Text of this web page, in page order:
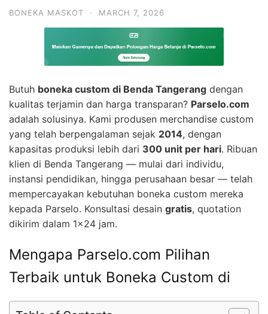
BONEKA MASKOT · MARCH 7, 2026
Butuh boneka custom di Benda Tangerang dengan
kualitas terjamin dan harga transparan? Parselo.com
adalah solusinya. Kami produsen merchandise custom
yang telah berpengalaman sejak 2014, dengan
kapasitas produksi lebih dari 300 unit per hari. Ribuan
klien di Benda Tangerang — mulai dari individu,
instansi pendidikan, hingga perusahaan besar — telah
mempercayakan kebutuhan boneka custom mereka
kepada Parselo. Konsultasi desain gratis, quotation
dikirim dalam 1×24 jam.
Mengapa Parselo.com Pilihan
Terbaik untuk Boneka Custom di